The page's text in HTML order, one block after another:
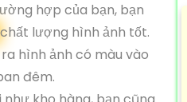
hợp của bạn, bạn
chất lượng hình ảnh tốt.
hình ảnh có màu vào
đêm.